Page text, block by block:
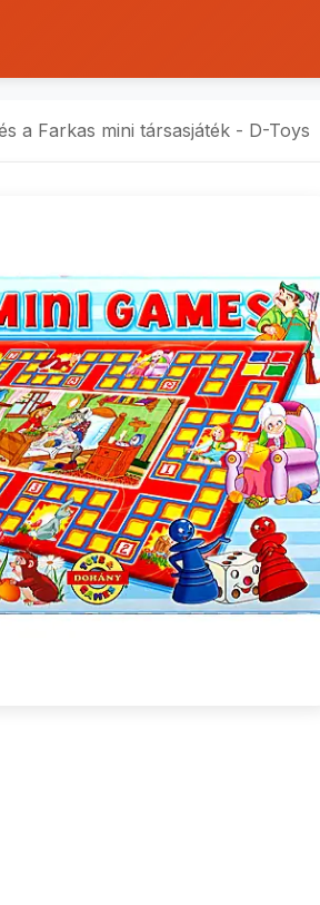
a Farkas mini társasjáték - D-Toys